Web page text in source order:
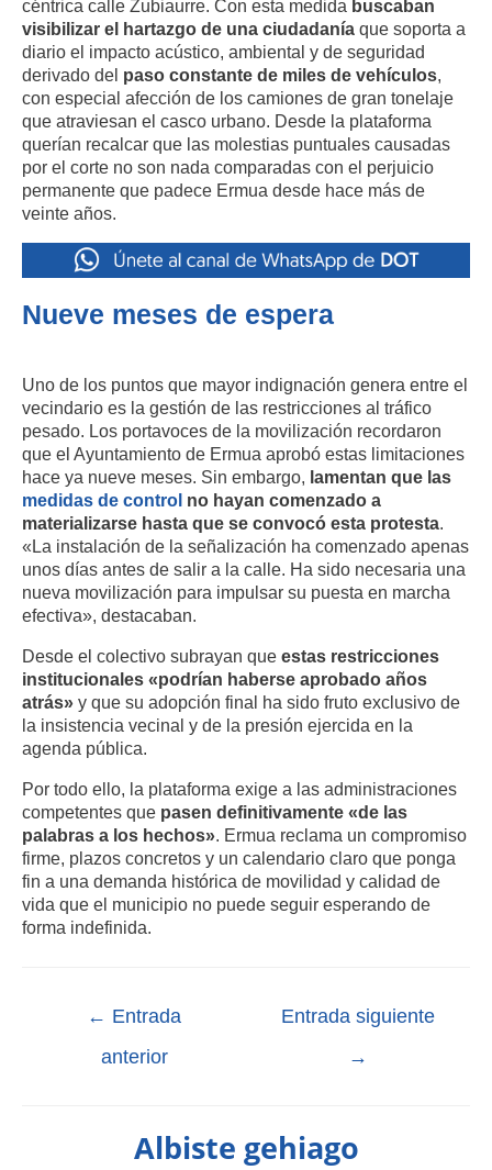
céntrica calle Zubiaurre. Con esta medida buscaban
visibilizar el hartazgo de una ciudadanía que soporta a
diario el impacto acústico, ambiental y de seguridad
derivado del paso constante de miles de vehículos,
con especial afección de los camiones de gran tonelaje
que atraviesan el casco urbano. Desde la plataforma
querían recalcar que las molestias puntuales causadas
por el corte no son nada comparadas con el perjuicio
permanente que padece Ermua desde hace más de
veinte años.
Nueve meses de espera
Uno de los puntos que mayor indignación genera entre el
vecindario es la gestión de las restricciones al tráfico
pesado. Los portavoces de la movilización recordaron
que el Ayuntamiento de Ermua aprobó estas limitaciones
hace ya nueve meses. Sin embargo, lamentan que las
medidas de control no hayan comenzado a
materializarse hasta que se convocó esta protesta.
«La instalación de la señalización ha comenzado apenas
unos días antes de salir a la calle. Ha sido necesaria una
nueva movilización para impulsar su puesta en marcha
efectiva», destacaban.
Desde el colectivo subrayan que estas restricciones
institucionales «podrían haberse aprobado años
atrás» y que su adopción final ha sido fruto exclusivo de
la insistencia vecinal y de la presión ejercida en la
agenda pública.
Por todo ello, la plataforma exige a las administraciones
competentes que pasen definitivamente «de las
palabras a los hechos». Ermua reclama un compromiso
firme, plazos concretos y un calendario claro que ponga
fin a una demanda histórica de movilidad y calidad de
vida que el municipio no puede seguir esperando de
forma indefinida.
← Entrada
anterior
Entrada siguiente
→
Albiste gehiago